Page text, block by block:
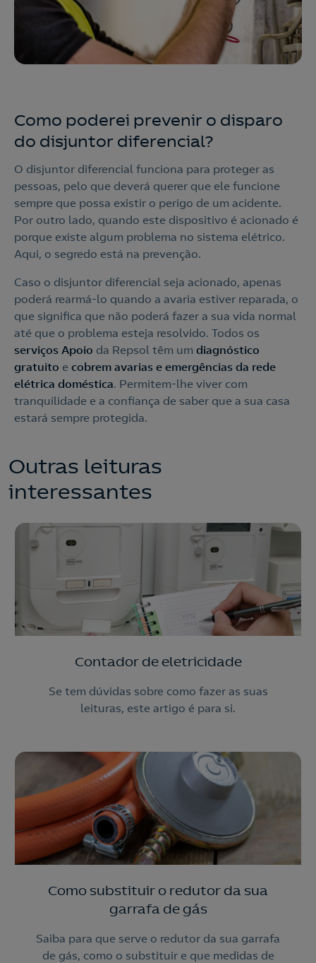
Contacte-nos
Nós ligamos!
consigo para lhe fazer chegar a nossa oferta de
Eletricidade e Gás.
Aceite a Política de Privacidade
Nós ligamos!
Como poderei prevenir o disparo
do disjuntor diferencial?
O disjuntor diferencial funciona para proteger as
pessoas, pelo que deverá querer que ele funcione
sempre que possa existir o perigo de um acidente.
Por outro lado, quando este dispositivo é acionado é
porque existe algum problema no sistema elétrico.
Aqui, o segredo está na prevenção.
Caso o disjuntor diferencial seja acionado, apenas
poderá rearmá-lo quando a avaria estiver reparada, o
que significa que não poderá fazer a sua vida normal
até que o problema esteja resolvido. Todos os
serviços Apoio da Repsol têm um diagnóstico
gratuito e cobrem avarias e emergências da rede
elétrica doméstica. Permitem-lhe viver com
tranquilidade e a confiança de saber que a sua casa
estará sempre protegida.
Outras leituras
interessantes
Contador de eletricidade
Se tem dúvidas sobre como fazer as suas
leituras, este artigo é para si.
Como substituir o redutor da sua
garrafa de gás
Saiba para que serve o redutor da sua garrafa
de gás, como o substituir e que medidas de